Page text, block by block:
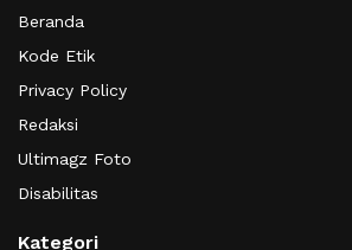
Beranda
Kode Etik
Privacy Policy
Redaksi
Ultimagz Foto
Disabilitas
Kategori